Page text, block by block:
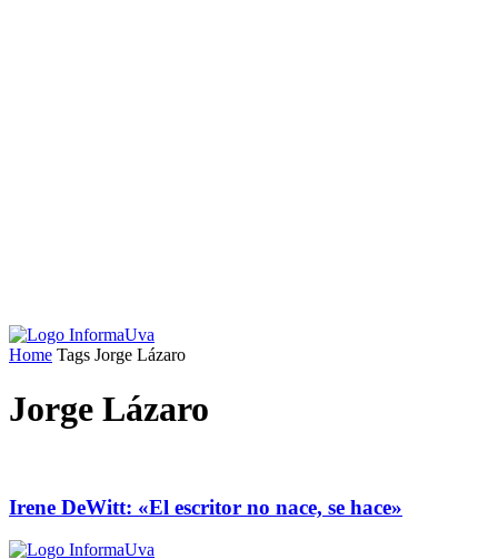
Home Tags Jorge Lázaro
Jorge Lázaro
Irene DeWitt: «El escritor no nace, se hace»